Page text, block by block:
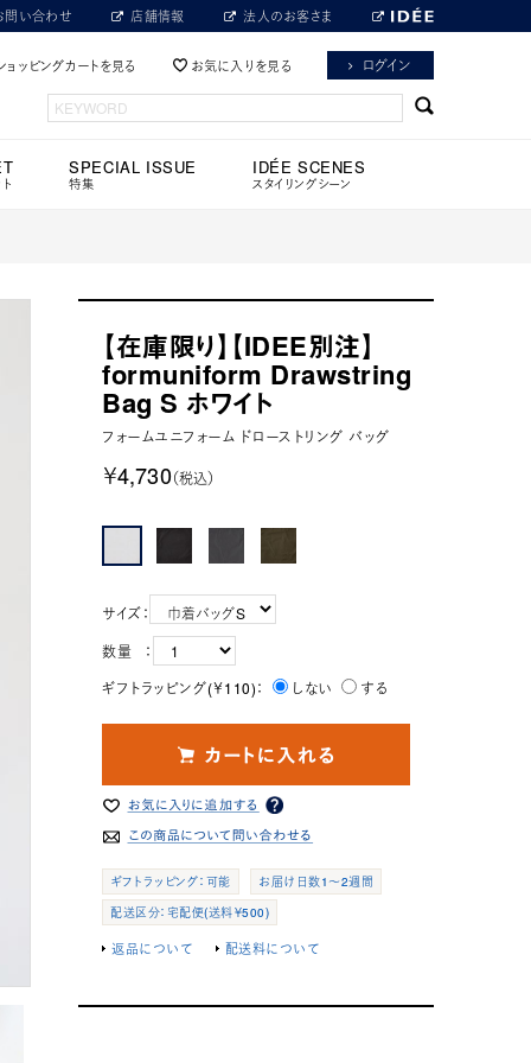
問い合わせ 店舗情報 法人のお客さま
ョッピングカートを見る お気に入りを見る ログイン
SPECIAL ISSUE
特集
IDÉE SCENES
スタイリングシーン
【在庫限り】【IDEE別注】
formuniform Drawstring
Bag S ホワイト
フォームユニフォーム ドローストリング バッグ
￥4,730（税込）
サイズ：
数量 ：
ギフトラッピング(￥110)：
しない する
ギフトラッピング：可能
お届け日数1～2週間
配送区分：宅配便(送料￥500)
返品について 配送料について